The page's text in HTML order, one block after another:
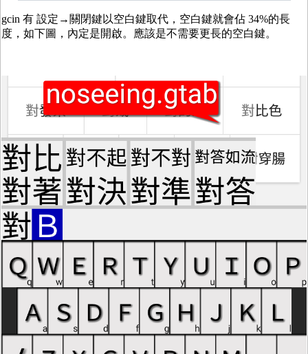
gcin 有 設定→關閉鍵以空白鍵取代，空白鍵就會佔 34%的長
度，如下圖，內定是開啟。應該是不需要更長的空白鍵。